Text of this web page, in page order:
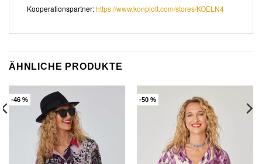
Kooperationspartner:https://www.konplott.com/stores/KOELN4
ÄHNLICHE PRODUKTE
-46 % -50 %